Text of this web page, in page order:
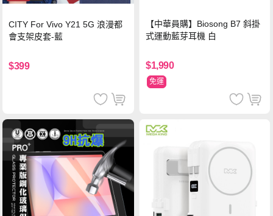
CITY For Vivo Y21 5G 浪漫都
會支架皮套-藍
$399
【中華員購】Biosong B7 斜掛
式運動藍芽耳機 白
$1,990
免運